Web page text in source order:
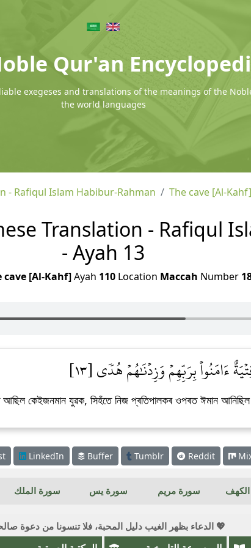
Qur'an
exegeses and translations of the meanings of the
the world languages
- Rafiqul Islam Habibur-Rahman The cave [Al-Kahf]
Translation - Rafiqul
- Ayah 13
cave [Al-Kahf]Ayah 110 Location Maccah Number
ءَامَنُواْ بِرَبِّهِمۡ وَزِدۡنَٰهُمۡ هُدٗى [١٣]
আছিল কেইজনমান যুৱক, সিহঁতে নিজ প্ৰতিপালকৰ ওপৰত ঈমান
LinkedIn Buffer Tumblr Reddit
سورة مريم سورة يس سورة الملك
💖 الدعاء بظهر الغيب دليل المحبة، فلا تنسونا من دعوة